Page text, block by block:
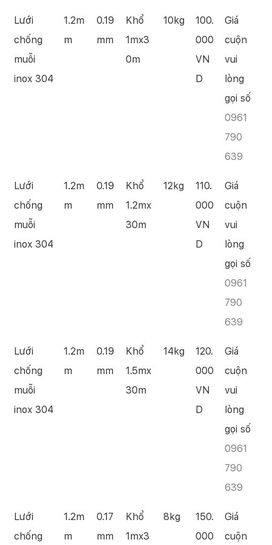
Lưới
chống
muỗi
inox 304
1.2m
m
0.19
mm
Khổ
1mx3
0m
10kg
100.
000
VN
D
Giá
cuộn
vui
lòng
gọi số
0961
790
639
Lưới
chống
muỗi
inox 304
1.2m
m
0.19
mm
Khổ
1.2mx
30m
12kg
110.
000
VN
D
Giá
cuộn
vui
lòng
gọi số
0961
790
639
Lưới
chống
muỗi
inox 304
1.2m
m
0.19
mm
Khổ
1.5mx
30m
14kg
120.
000
VN
D
Giá
cuộn
vui
lòng
gọi số
0961
790
639
Lưới
chống
1.2m
m
0.17
mm
Khổ
1mx3
8kg
150.
000
Giá
cuộn